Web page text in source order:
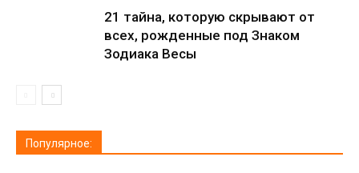
21 тайна, которую скрывают от
всех, рожденные под Знаком
Зодиака Весы
Популярное: